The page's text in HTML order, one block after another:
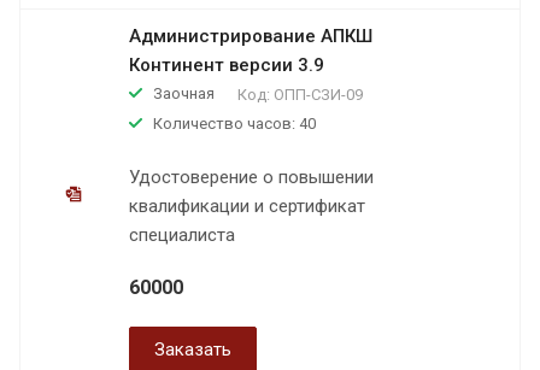
Администрирование АПКШ
Континент версии 3.9
Заочная Код: ОПП-СЗИ-09
Количество часов: 40
Удостоверение о повышении
квалификации и сертификат
специалиста
60000
Заказать